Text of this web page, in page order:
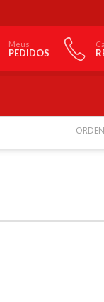
Meus
PEDIDOS